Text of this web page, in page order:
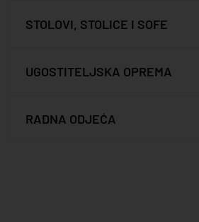
STOLOVI, STOLICE I SOFE
UGOSTITELJSKA OPREMA
RADNA ODJEĆA